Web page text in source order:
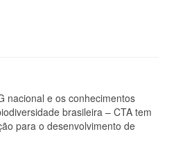
nacional e os conhecimentos
brasileira – CTA tem
para o desenvolvimento de